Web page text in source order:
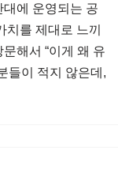
에 운영되는 공
치를 제대로 느끼
해서 “이게 왜 유
들이 적지 않은데,